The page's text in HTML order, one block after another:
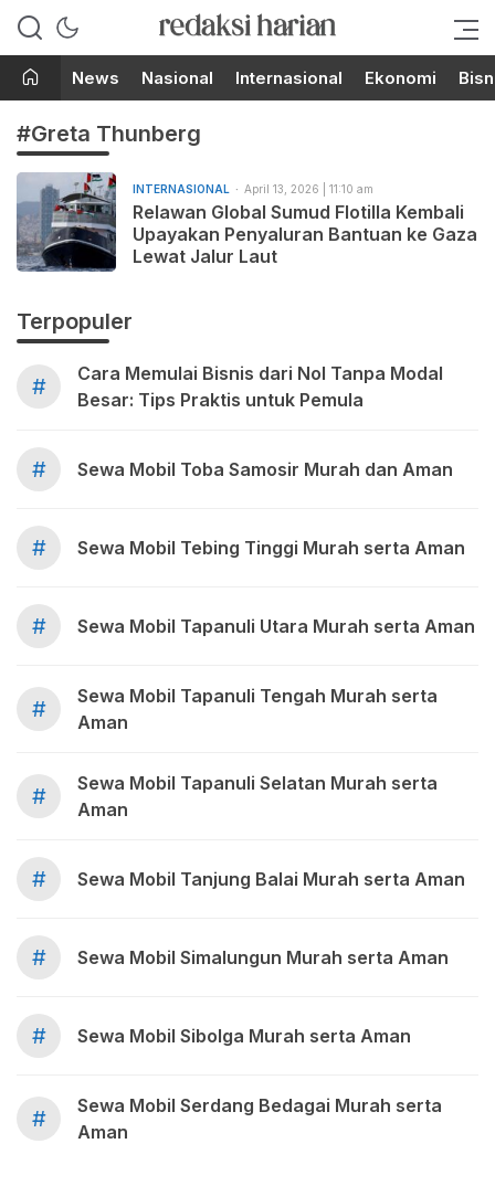
RedaksiHarian.com
Berita Terupdate dari Redaksi
News Nasional Internasional Ekonomi
#Greta Thunberg
INTERNASIONAL April 13, 2026 | 11:10 am
Relawan Global Sumud Flotilla Kembali
Upayakan Penyaluran Bantuan ke Gaza
Lewat Jalur Laut
Terpopuler
#
Cara Memulai Bisnis dari Nol Tanpa Modal
Besar: Tips Praktis untuk Pemula
# Sewa Mobil Toba Samosir Murah dan Aman
# Sewa Mobil Tebing Tinggi Murah serta Aman
# Sewa Mobil Tapanuli Utara Murah serta Aman
#
Sewa Mobil Tapanuli Tengah Murah serta
Aman
#
Sewa Mobil Tapanuli Selatan Murah serta
Aman
# Sewa Mobil Tanjung Balai Murah serta Aman
# Sewa Mobil Simalungun Murah serta Aman
# Sewa Mobil Sibolga Murah serta Aman
#
Sewa Mobil Serdang Bedagai Murah serta
Aman